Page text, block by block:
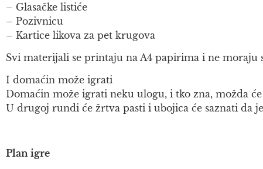
– Glasačke listiće
– Pozivnicu
– Kartice likova za pet krugova
Svi materijali se printaju na A4 papirima i ne moraju
I domaćin može igrati
Domaćin može igrati neku ulogu, i tko zna, možda
U drugoj rundi će žrtva pasti i ubojica će saznati da
Plan igre